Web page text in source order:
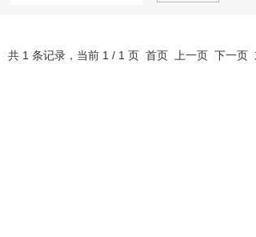
共 1 条记录，当前 1 / 1 页 首页 上一页 下一页